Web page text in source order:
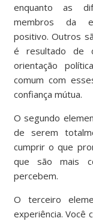
enquanto as
membros da
positivo. Outros
é resultado de
orientação
comum com
confiança mútua.
O segundo
de serem
cumprir o que
que são mais
percebem.
O terceiro
experiência. Você